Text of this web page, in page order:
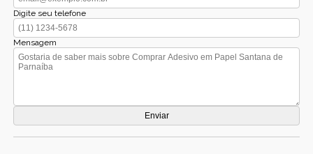
Digite seu telefone
Mensagem